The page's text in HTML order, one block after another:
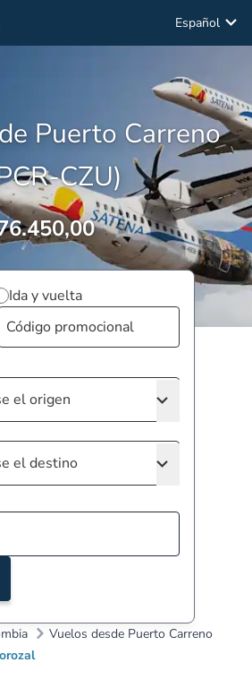
Español
Puerto Carreno
CZU)
Ida y vuelta
Vuelos desde Puerto Carreno